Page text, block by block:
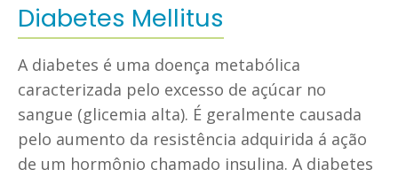
Diabetes Mellitus
A diabetes é uma doença metabólica
caracterizada pelo excesso de açúcar no
sangue (glicemia alta). É geralmente causada
pelo aumento da resistência adquirida á ação
de um hormônio chamado insulina. A diabetes